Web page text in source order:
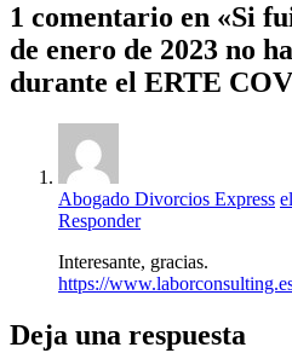
1 comentario en «Si
de enero de 2023 no
durante el ERTE
Abogado Divorcios Express
Responder
Interesante, gracias.
https://
Deja una respuesta